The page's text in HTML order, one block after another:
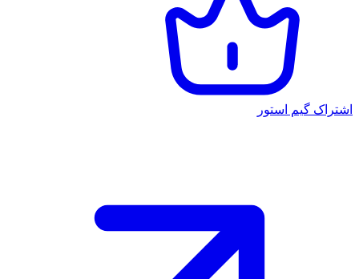
اشتراک گیم استور